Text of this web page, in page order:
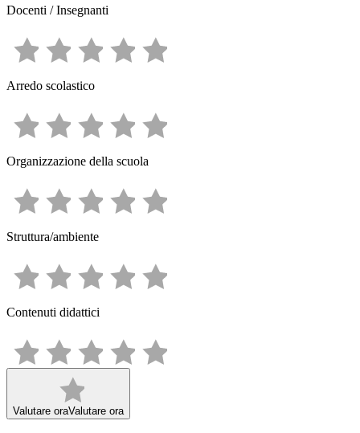
Docenti / Insegnanti
Arredo scolastico
Organizzazione della scuola
Struttura/ambiente
Contenuti didattici
Valutare oraValutare ora